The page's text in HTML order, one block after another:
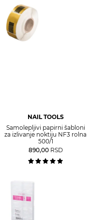
NAIL TOOLS
Samolepljivi papirni šabloni
za izlivanje noktiju NF3 rolna
500/1
890,00 RSD